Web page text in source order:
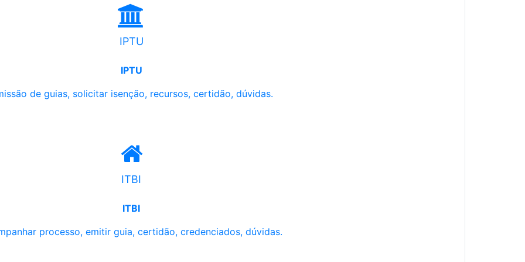
IPTU
IPTU
de guias, solicitar isenção, recursos, certidão, dúvidas.
ITBI
ITBI
processo, emitir guia, certidão, credenciados, dúvidas.